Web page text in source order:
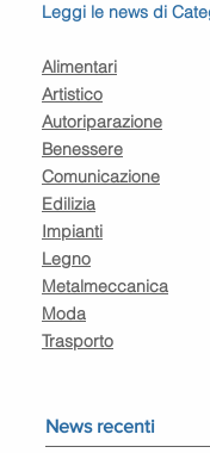
Leggi le news di
Alimentari
Artistico
Autoriparazione
Benessere
Comunicazione
Edilizia
Impianti
Legno
Metalmeccanica
Moda
Trasporto
News recenti